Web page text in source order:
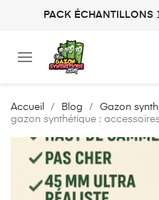
PACK ÉCHANTILLONS
Accueil Blog Gazon
gazon synthétique :